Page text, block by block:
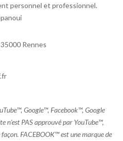
personnel et professionnel.
Rennes
Google™, Facebook™, Google
n’est PAS approuvé par YouTube™,
FACEBOOK™ est une marque de